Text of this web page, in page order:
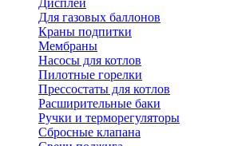
Дисплеи
Для газовых баллонов
Краны подпитки
Мембраны
Насосы для котлов
Пилотные горелки
Прессостаты для котлов
Расширительные баки
Ручки и терморегуляторы
Сбросные клапана